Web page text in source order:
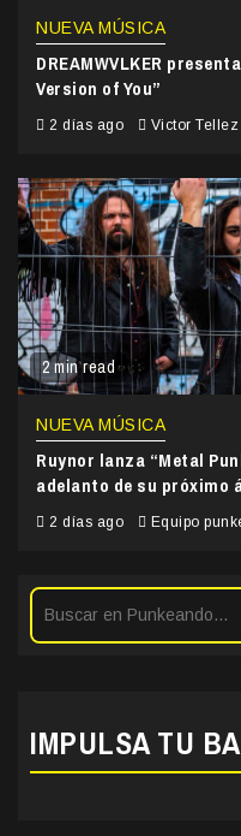
NUEVA MÚSICA
DREAMWVLKER
Version of You”
2 días ago Victor Tellez
2 min read
NUEVA MÚSICA
Ruynor lanza “Metal
adelanto de su próximo
2 días ago Equipo
IMPULSA TU